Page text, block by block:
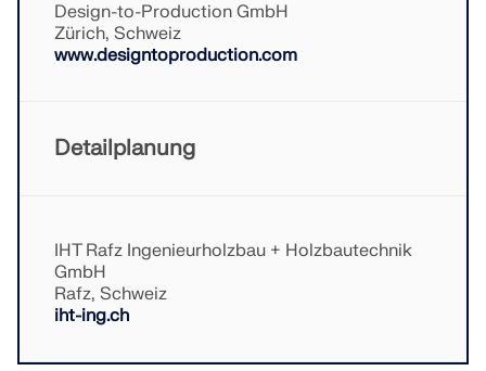
Design-to-Production GmbH
Zürich, Schweiz
www.designtoproduction.com
Detailplanung
IHT Rafz Ingenieurholzbau + Holzbautechnik
GmbH
Rafz, Schweiz
iht-ing.ch